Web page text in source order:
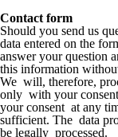
Contact form
Should you send us
data entered on the
answer your question
this information
We will, therefore,
only with your
your consent at any
sufficient. The data
be legally processed.